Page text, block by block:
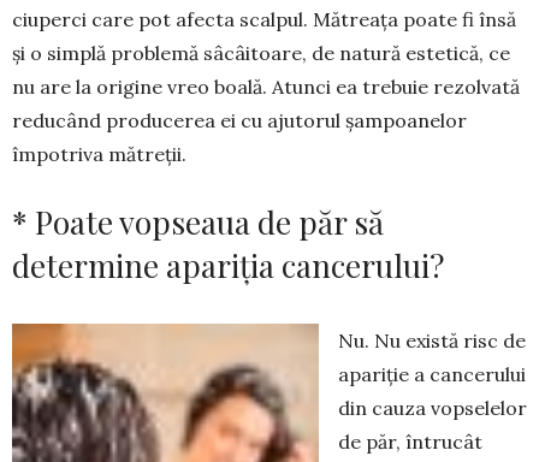
ciuperci care pot afecta scalpul. Mătreața poate fi însă
și o simplă pro­blemă sâcâitoare, de natură estetică, ce
nu are la origine vreo boală. Atunci ea trebuie rezolvată
reducând producerea ei cu ajutorul șampoanelor
împotriva mătreții.
* Poate vopseaua de păr să
determine apariția cancerului?
Nu. Nu există risc de
apariție a cancerului
din cauza vopselelor
de păr, întrucât